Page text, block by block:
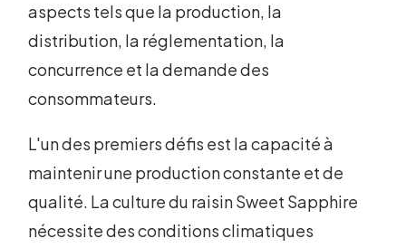
aspects tels que la production, la
distribution, la réglementation, la
concurrence et la demande des
consommateurs.
L'un des premiers défis est la capacité à
maintenir une production constante et de
qualité. La culture du raisin Sweet Sapphire
nécessite des conditions climatiques